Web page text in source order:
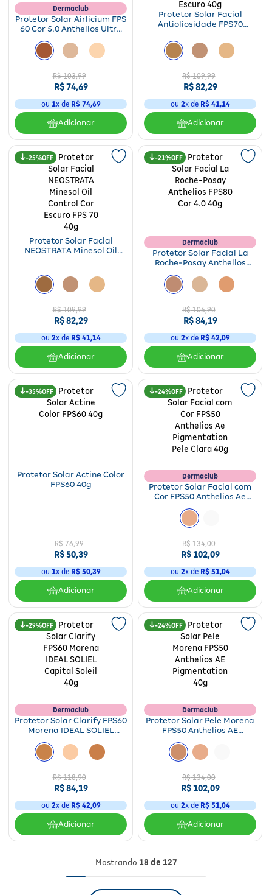
Dermaclub
Protetor Solar Airlicium FPS
60 Cor 5.0 Anthelios Ultra
R$ 103,99
R$74,69
ou 1x de R$ 74,69
Adicionar
Protetor Solar Facial
Antioliosidade FPS70
Control Médio Escuro 40g
R$ 109,99
R$82,29
ou 2x de R$ 41,14
Adicionar
25%
Protetor Solar Facial
NEOSTRATA Minesol Oil
R$ 109,99
R$82,29
ou 2x de R$ 41,14
Adicionar
21%
Dermaclub
Protetor Solar Facial La
Roche-Posay Anthelios
FPS80 Cor 4.0 40g
R$ 106,90
R$84,19
ou 2x de R$ 42,09
Adicionar
35%
Protetor Solar Actine Color
FPS60 40g
R$ 76,99
R$50,39
ou 1x de R$ 50,39
Adicionar
24%
Dermaclub
Protetor Solar Facial com
Cor FPS50 Anthelios Ae
Pigmentation Pele Clara
40g
R$ 134,00
R$102,09
ou 2x de R$ 51,04
Adicionar
29%
Dermaclub
Protetor Solar Clarify FPS60
Morena IDEAL SOLIEL
Capital Soleil 40g
R$ 118,90
R$84,19
ou 2x de R$ 42,09
Adicionar
24%
Dermaclub
Protetor Solar Pele Morena
FPS50 Anthelios AE
Pigmentation 40g
R$ 134,00
R$102,09
ou 2x de R$ 51,04
Adicionar
Mostrando 18 de 127